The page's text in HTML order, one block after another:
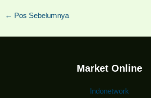
← Pos Sebelumnya
Market Online
Indonetwork